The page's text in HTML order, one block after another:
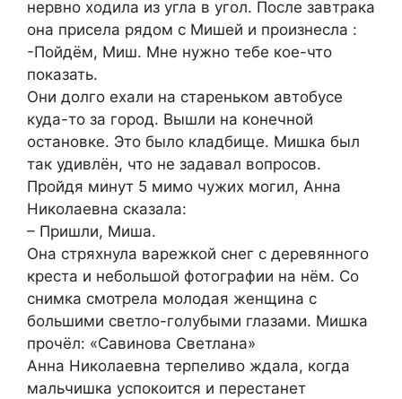
нервно ходила из угла в угол. После завтрака
она присела рядом с Мишей и произнесла :
-Пойдём, Миш. Мне нужно тебе кое-что
показать.
Они долго ехали на стареньком автобусе
куда-то за город. Вышли на конечной
остановке. Это было кладбище. Мишка был
так удивлён, что не задавал вопросов.
Пройдя минут 5 мимо чужих могил, Анна
Николаевна сказала:
– Пришли, Миша.
Она стряхнула варежкой снег с деревянного
креста и небольшой фотографии на нём. Со
снимка смотрела молодая женщина с
большими светло-голубыми глазами. Мишка
прочёл: «Савинова Светлана»
Анна Николаевна терпеливо ждала, когда
мальчишка успокоится и перестанет